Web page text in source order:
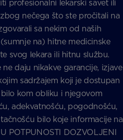
profesionalni lekarski savet ili
nečega što ste pročitali na
sa nekim od naših
na) hitne medicinske
svog lekara ili hitnu službu.
daju nikakve garancije, izjave
sadržajem koji je dostupan
kom obliku i njegovom
adekvatnošću, pogodnošću,
bilo koje informacije na
POTPUNOSTI DOZVOLJENI